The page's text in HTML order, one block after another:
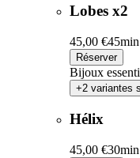
Lobes x2
45,00 €45min
Réserver
Bijoux
+2 variantes
Hélix
45,00 €30min